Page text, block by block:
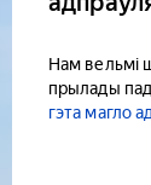
Нам вельмі
прылады
гэта магло